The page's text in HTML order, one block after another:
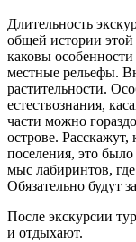
Длительность
общей истории этой
каковы
местные рельефы.
растительности.
естествознания,
части можно
острове. Расскажут,
поселения, это
мыс лабиринтов,
Обязательно будут
После экскурсии
и отдыхают.